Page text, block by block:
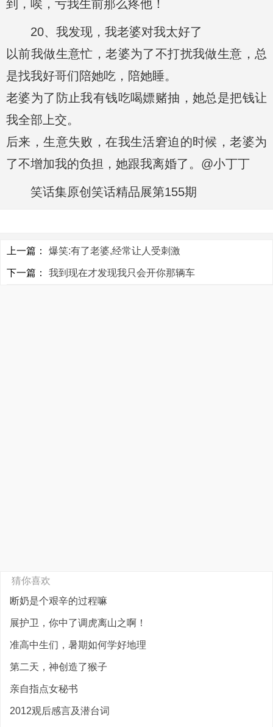
到，唉，亏我生前那么疼他！
20、我发现，我老婆对我太好了
以前我做生意忙，老婆为了不打扰我做生意，总
是找我好哥们陪她吃，陪她睡。
老婆为了防止我有钱吃喝嫖赌抽，她总是把钱让
我全部上交。
后来，生意失败，在我生活窘迫的时候，老婆为
了不增加我的负担，她跟我离婚了。@小丁丁
笑话集原创笑话精品展第155期
上一篇： 爆笑:有了老婆,经常让人受刺激
下一篇： 我到现在才发现我只会开你那辆车
猜你喜欢
断奶是个艰辛的过程嘛
展护卫，你中了调虎离山之啊！
准高中生们，暑期如何学好地理
第二天，神创造了猴子
亲自指点女秘书
2012观后感言及潜台词